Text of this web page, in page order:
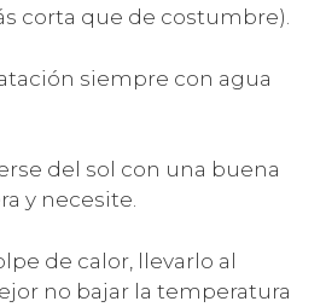
corta que de costumbre).
siempre con agua
del sol con una buena
y necesite.
de calor, llevarlo al
no bajar la temperatura